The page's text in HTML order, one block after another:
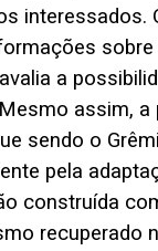
interessados.
a
assim, a
sendo o
pela
construída
recuperado